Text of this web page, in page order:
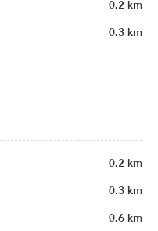
0.2 km
0.3 km
0.2 km
0.3 km
0.6 km